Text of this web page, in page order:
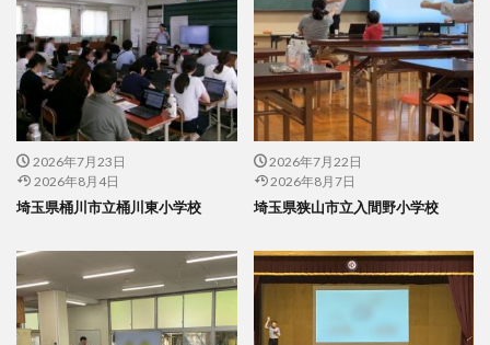
2026年7月23日
2026年8月4日
埼玉県桶川市立桶川東小学校
2026年7月22日
2026年8月7日
埼玉県狭山市立入間野小学校